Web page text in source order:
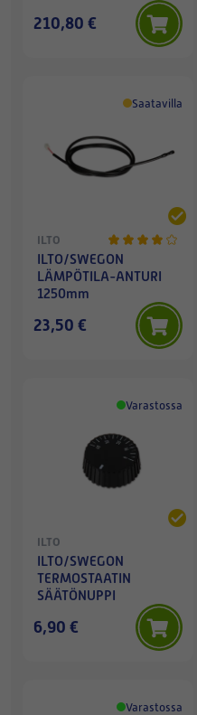
MALLIN TULO/POISTO
210,80 €
Saatavilla
ILTO
ILTO/SWEGON
LÄMPÖTILA-ANTURI
1250mm
23,50 €
Varastossa
ILTO
ILTO/SWEGON
TERMOSTAATIN
SÄÄTÖNUPPI
6,90 €
Varastossa